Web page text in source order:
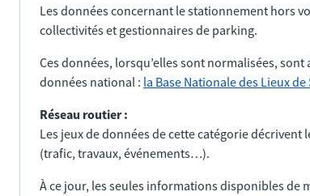
Les données concernant le stationnement hors
collectivités et gestionnaires de parking.
Ces données, lorsqu’elles sont normalisées,
données national : la Base Nationale des Lieux
Réseau routier :
Les jeux de données de cette catégorie
(trafic, travaux, événements…).
À ce jour, les seules informations disponibles